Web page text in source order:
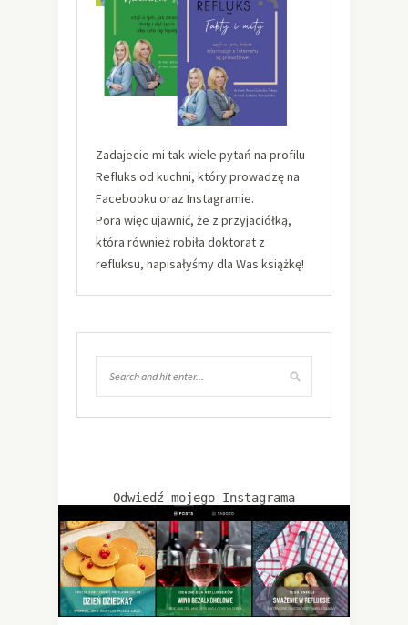
Zadajecie mi tak wiele pytań na profilu
Refluks od kuchni, który prowadzę na
Facebooku oraz Instagramie.
Pora więc ujawnić, że z przyjaciółką,
która również robiła doktorat z
refluksu, napisałyśmy dla Was książkę!
Odwiedź mojego Instagrama